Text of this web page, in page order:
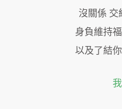
沒關係 交
身負維持
以及了結